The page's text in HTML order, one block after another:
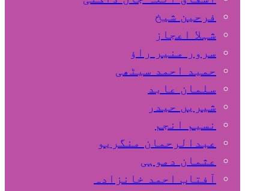
فرحین شیخ
شہلا اعجاز
سرور منیر راؤ
حمید احمد سیٹھی
سلمان عابد
شیریں حیدر
نسیم انجم
عبدالرحمان منگریو
عثمان دموہی
آفتاب احمد خانزادہ